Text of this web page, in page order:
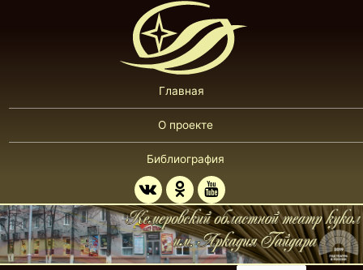
Главная
О проекте
Библиография